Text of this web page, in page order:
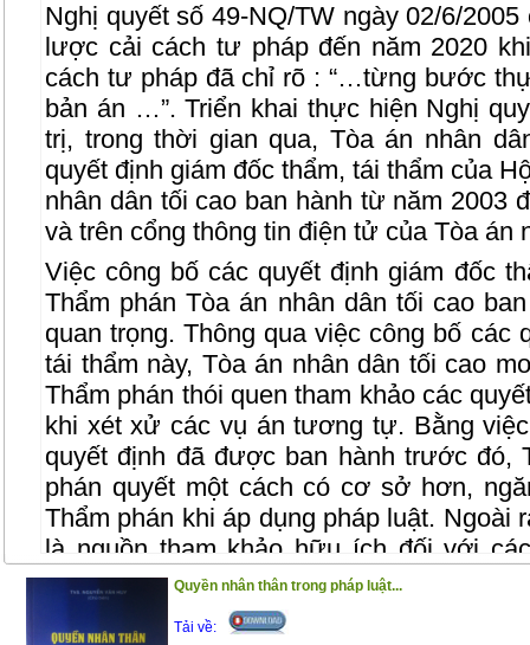
Nghị quyết số 49-NQ/TW ngày 02/6/
lược cải cách tư pháp đến năm 2020
cách tư pháp đã chỉ rõ : “…từng bước
bản án …”. Triển khai thực hiện Nghị
trị, trong thời gian qua, Tòa án nhân
quyết định giám đốc thẩm, tái thẩm của
nhân dân tối cao ban hành từ năm 2003
và trên cổng thông tin điện tử của Tòa án
Việc công bố các quyết định giám đốc
Thẩm phán Tòa án nhân dân tối cao
quan trọng. Thông qua việc công bố các
tái thẩm này, Tòa án nhân dân tối cao
Thẩm phán thói quen tham khảo các
khi xét xử các vụ án tương tự. Bằng
quyết định đã được ban hành trước đó,
phán quyết một cách có cơ sở hơn,
Thẩm phán khi áp dụng pháp luật. Ngoài
là nguồn tham khảo hữu ích đối với
viên, luật sư, cán bộ nghiên cứu và
học tập và nghiên cứu của mình.
Quyền nhân thân trong pháp luật...
Tải về: